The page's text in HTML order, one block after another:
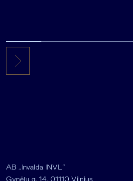
AB „Invalda INVL“
Gynėjų g. 14, 01110 Vilnius